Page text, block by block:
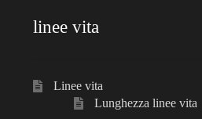
linee vita
Linee vita
Lunghezza linee vita